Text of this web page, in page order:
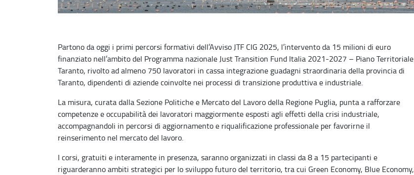
Partono da oggi i primi percorsi formativi dell’Avviso JTF CIG 2025, l’intervento da 15 milioni di euro
finanziato nell’ambito del Programma nazionale Just Transition Fund Italia 2021-2027 – Piano Territoriale
Taranto, rivolto ad almeno 750 lavoratori in cassa integrazione guadagni straordinaria della provincia di
Taranto, dipendenti di aziende coinvolte nei processi di transizione produttiva e industriale.
La misura, curata dalla Sezione Politiche e Mercato del Lavoro della Regione Puglia, punta a rafforzare
competenze e occupabilità dei lavoratori maggiormente esposti agli effetti della crisi industriale,
accompagnandoli in percorsi di aggiornamento e riqualificazione professionale per favorirne il
reinserimento nel mercato del lavoro.
I corsi, gratuiti e interamente in presenza, saranno organizzati in classi da 8 a 15 partecipanti e
riguarderanno ambiti strategici per lo sviluppo futuro del territorio, tra cui Green Economy, Blue Economy,